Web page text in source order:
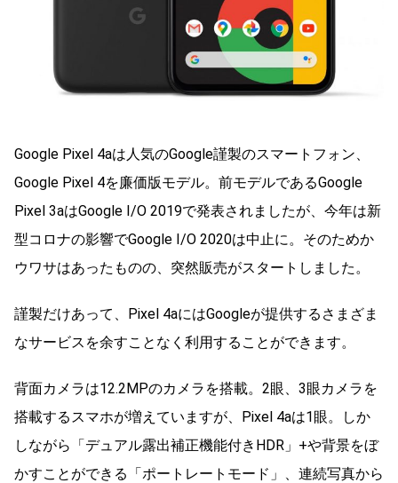
Google Pixel 4aは人気のGoogle謹製のスマートフォン、
Google Pixel 4を廉価版モデル。前モデルであるGoogle
Pixel 3aはGoogle I/O 2019で発表されましたが、今年は新
型コロナの影響でGoogle I/O 2020は中止に。そのためか
ウワサはあったものの、突然販売がスタートしました。
謹製だけあって、Pixel 4aにはGoogleが提供するさまざま
なサービスを余すことなく利用することができます。
背面カメラは12.2MPのカメラを搭載。2眼、3眼カメラを
搭載するスマホが増えていますが、Pixel 4aは1眼。しか
しながら「デュアル露出補正機能付きHDR」+や背景をぼ
かすことができる「ポートレートモード」、連続写真から